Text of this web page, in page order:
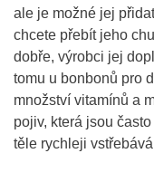
ale je možné jej
chcete přebít jeho
dobře, výrobci jej
tomu u bonbonů pro
množství vitamínů a
pojiv, která jsou
těle rychleji